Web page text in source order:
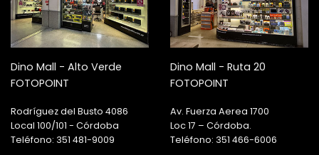
Dino Mall - Alto Verde
FOTOPOINT
Rodríguez del Busto 4086
Local 100/101 - Córdoba
Teléfono: 351 481-9009
Dino Mall - Ruta 20
FOTOPOINT
Av. Fuerza Aerea 1700
Loc 17 – Córdoba.
Teléfono: 351 466-6006